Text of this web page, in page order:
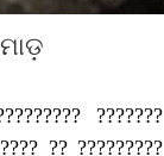
???????
?? ?????????